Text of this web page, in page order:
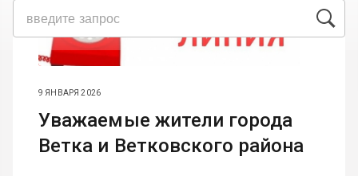
9 ЯНВАРЯ 2026
Уважаемые жители города
Ветка и Ветковского района